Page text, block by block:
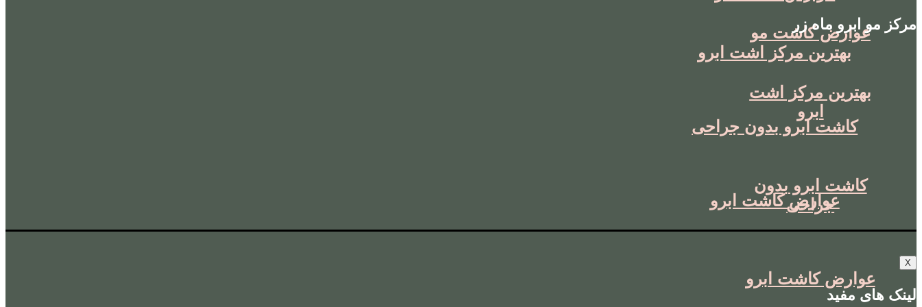
عوارض کاشت مو
بهترین مرکز اشت
ابرو
کاشت ابرو بدون
جراحی
عوارض کاشت ابرو
بهترین مرکز اشت ابرو
کاشت ابرو بدون جراحی
عوارض کاشت ابرو
X
مرکز مو ابرو ماه زر
لینک های مفید